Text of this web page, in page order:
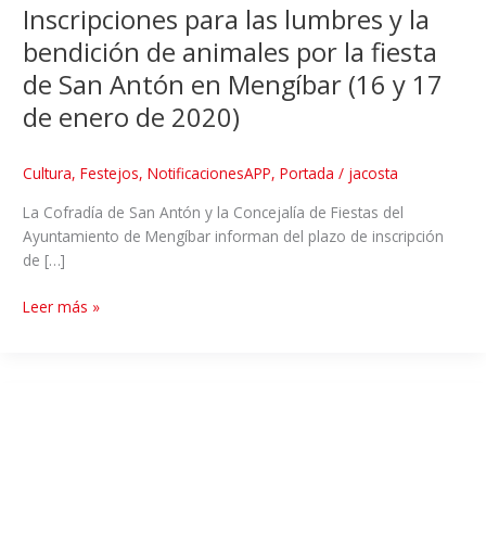
Inscripciones para las lumbres y la
bendición de animales por la fiesta
de San Antón en Mengíbar (16 y 17
de enero de 2020)
Cultura, Festejos, NotificacionesAPP, Portada / jacosta
La Cofradía de San Antón y la Concejalía de Fiestas del
Ayuntamiento de Mengíbar informan del plazo de inscripción
de […]
Leer más »